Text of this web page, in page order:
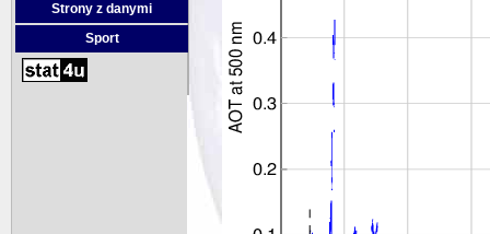
Strony z danymi
Sport